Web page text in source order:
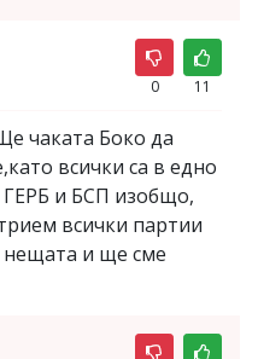
0 11
чаката Боко да
всички са в едно
ГЕРБ и БСП изобщо,
всички партии
нещата и ще сме